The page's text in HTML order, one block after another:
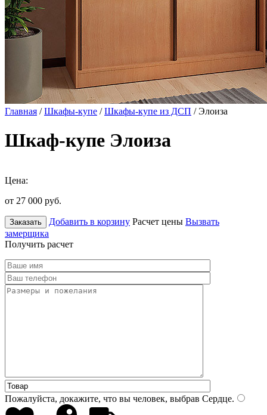
Главная /Шкафы-купе /Шкафы-купе из ДСП / Элоиза
Шкаф-купе Элоиза
Цена:
от 27 000 руб.
Заказать Добавить в корзину Расчет цены Вызвать
замерщика
Получить расчет
Пожалуйста, докажите, что вы человек, выбрав Сердце.